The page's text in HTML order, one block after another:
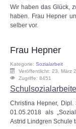
Wir haben das Glück,
haben. Frau Hepner
selber vor.
Frau Hepner
Kategorie: Sozialarbeit
Veröffentlicht: 23. März
Zugriffe: 8451
Christina Hepner,
01.05.2018 als
Astrid Lindgren Schule